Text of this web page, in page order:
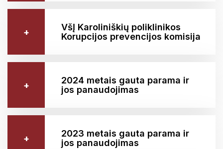
VšĮ Karoliniškių poliklinikos
Korupcijos prevencijos komisija
2024 metais gauta parama ir
jos panaudojimas
2023 metais gauta parama ir
jos panaudojimas